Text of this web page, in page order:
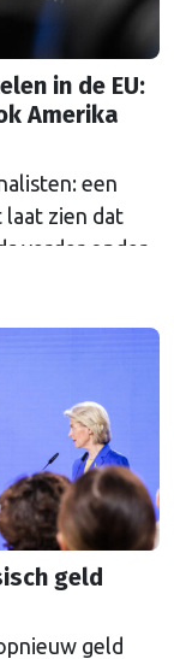
in de EU:
Amerika
een
laat zien dat
verder onder
wie die
geld
geld